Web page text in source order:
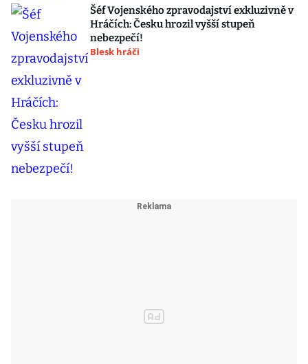
Šéf Vojenského zpravodajství exkluzivně v
Hráčích: Česku hrozil vyšší stupeň
nebezpečí!
Blesk hráči